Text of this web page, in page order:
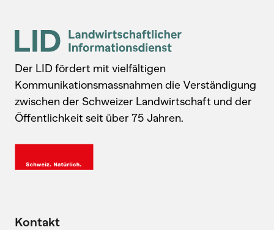
Der LID fördert mit vielfältigen
Kommunikationsmassnahmen die Verständigung
zwischen der Schweizer Landwirtschaft und der
Öffentlichkeit seit über 75 Jahren.
Kontakt